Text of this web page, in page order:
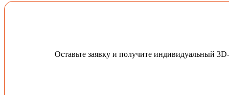
Оставьте заявку и получите индивидуальный